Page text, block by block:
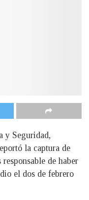
y Seguridad,
la captura de
de haber
el dos de febrero